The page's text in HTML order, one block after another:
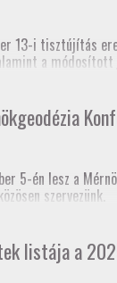
13-i tisztújítás
a módosított
5-én lesz a
szervezünk.
listája a